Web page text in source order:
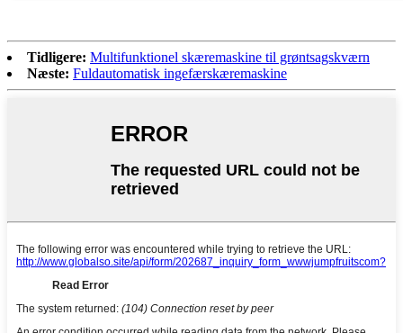
Tidligere: Multifunktionel skæremaskine til grøntsagskværn
Næste: Fuldautomatisk ingefærskæremaskine